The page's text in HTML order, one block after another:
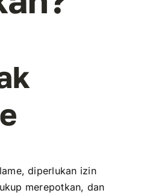
diperlukan izin
merepotkan, dan